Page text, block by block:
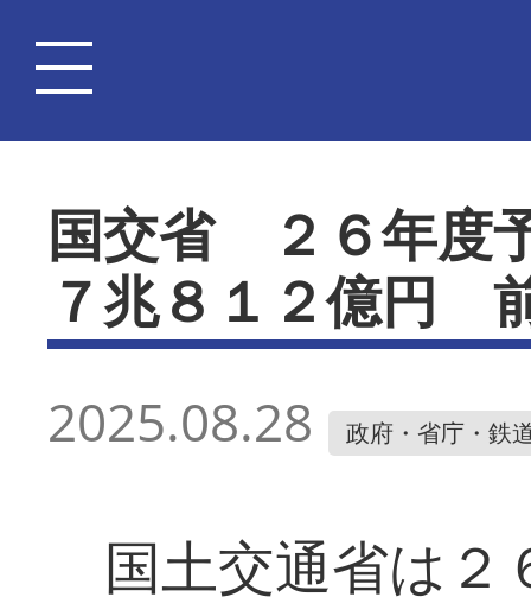
国交省 ２６年度
７兆８１２億円
2025.08.28 政府・省庁・鉄
国土交通省は２